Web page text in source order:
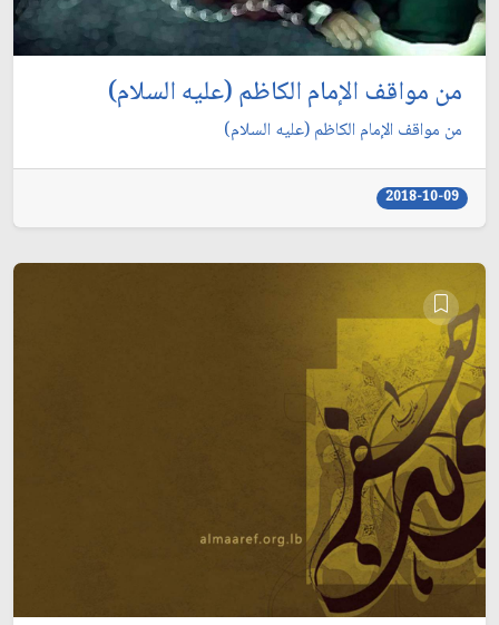
من مواقف الإمام الكاظم (عليه السلام)
من مواقف الإمام الكاظم (عليه السلام)
2018-10-09